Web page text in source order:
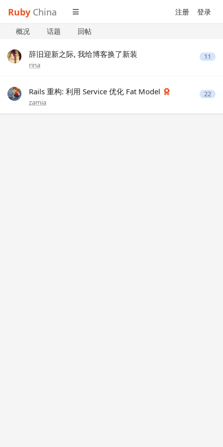
Ruby China 注册 登录
概况 话题 回帖
辞旧迎新之际, 我给博客换了新装
rina
11
Rails 重构: 利用 Service 优化 Fat Model
zamia
22